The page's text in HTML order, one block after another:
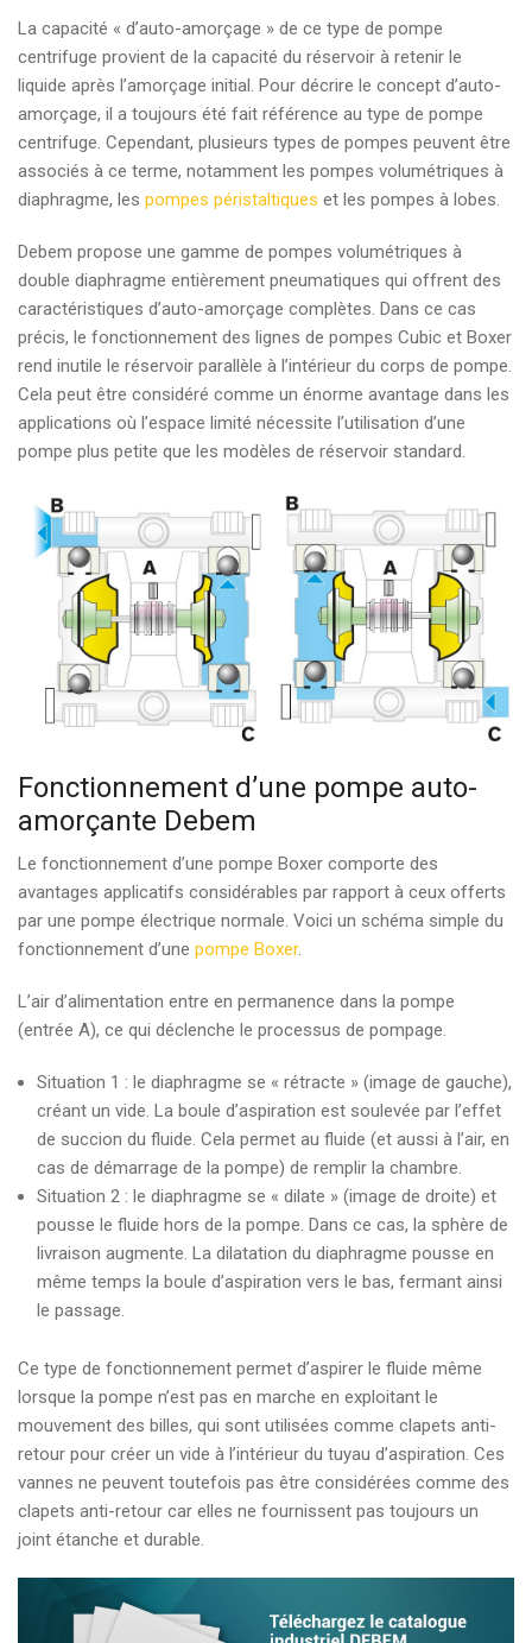
La capacité « d’auto-amorçage » de ce type de pompe
centrifuge provient de la capacité du réservoir à retenir le
liquide après l’amorçage initial. Pour décrire le concept d’auto-
amorçage, il a toujours été fait référence au type de pompe
centrifuge. Cependant, plusieurs types de pompes peuvent être
associés à ce terme, notamment les pompes volumétriques à
diaphragme, les pompes péristaltiques et les pompes à lobes.
Debem propose une gamme de pompes volumétriques à
double diaphragme entièrement pneumatiques qui offrent des
caractéristiques d’auto-amorçage complètes. Dans ce cas
précis, le fonctionnement des lignes de pompes Cubic et Boxer
rend inutile le réservoir parallèle à l’intérieur du corps de pompe.
Cela peut être considéré comme un énorme avantage dans les
applications où l’espace limité nécessite l’utilisation d’une
pompe plus petite que les modèles de réservoir standard.
Fonctionnement d’une pompe auto-
amorçante Debem
Le fonctionnement d’une pompe Boxer comporte des
avantages applicatifs considérables par rapport à ceux offerts
par une pompe électrique normale. Voici un schéma simple du
fonctionnement d’une pompe Boxer.
L’air d’alimentation entre en permanence dans la pompe
(entrée A), ce qui déclenche le processus de pompage.
Situation 1 : le diaphragme se « rétracte » (image de gauche),
créant un vide. La boule d’aspiration est soulevée par l’effet
de succion du fluide. Cela permet au fluide (et aussi à l’air, en
cas de démarrage de la pompe) de remplir la chambre.
Situation 2 : le diaphragme se « dilate » (image de droite) et
pousse le fluide hors de la pompe. Dans ce cas, la sphère de
livraison augmente. La dilatation du diaphragme pousse en
même temps la boule d’aspiration vers le bas, fermant ainsi
le passage.
Ce type de fonctionnement permet d’aspirer le fluide même
lorsque la pompe n’est pas en marche en exploitant le
mouvement des billes, qui sont utilisées comme clapets anti-
retour pour créer un vide à l’intérieur du tuyau d’aspiration. Ces
vannes ne peuvent toutefois pas être considérées comme des
clapets anti-retour car elles ne fournissent pas toujours un
joint étanche et durable.